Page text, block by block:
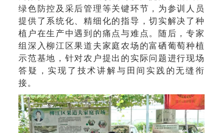
绿色防控及采后管理等关键环节，为参训人员
提供了系统化、精细化的指导，切实解决了种
植户在生产中遇到的痛点与难点。随后，专家
组深入柳江区果道夫家庭农场的富硒葡萄种植
示范基地，针对农户提出的实际问题进行现场
答疑，实现了技术讲解与田间实践的无缝衔
接。